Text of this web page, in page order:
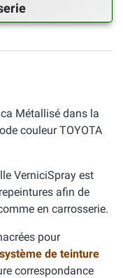
Métallisé dans la
couleur TOYOTA
VerniciSpray est
afin de
en carrosserie.
pour
système de teinture
correspondance